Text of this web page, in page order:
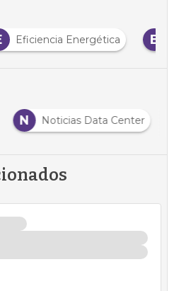
Eficiencia Energética E
N Noticias Data Center